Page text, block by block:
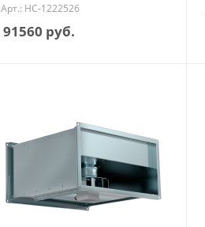
Арт.: НС-1222526
91560 руб.